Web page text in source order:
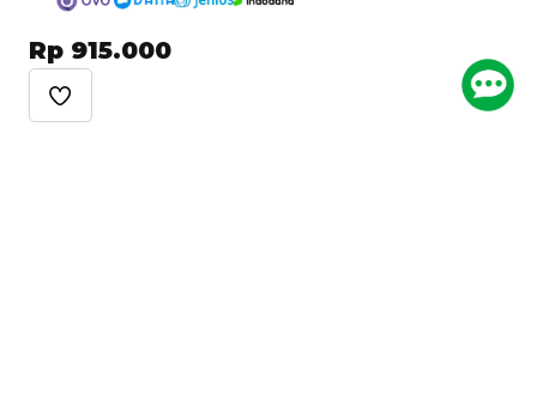
Rp 915.000
Ikuti Kami